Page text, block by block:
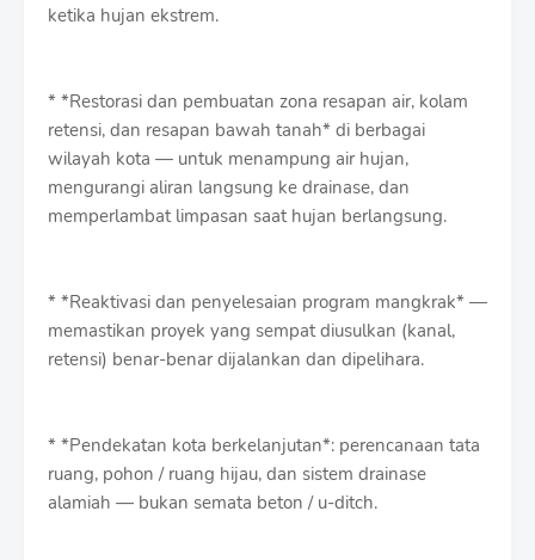
ketika hujan ekstrem.
* *Restorasi dan pembuatan zona resapan air, kolam
retensi, dan resapan bawah tanah* di berbagai
wilayah kota — untuk menampung air hujan,
mengurangi aliran langsung ke drainase, dan
memperlambat limpasan saat hujan berlangsung.
* *Reaktivasi dan penyelesaian program mangkrak* —
memastikan proyek yang sempat diusulkan (kanal,
retensi) benar-benar dijalankan dan dipelihara.
* *Pendekatan kota berkelanjutan*: perencanaan tata
ruang, pohon / ruang hijau, dan sistem drainase
alamiah — bukan semata beton / u-ditch.